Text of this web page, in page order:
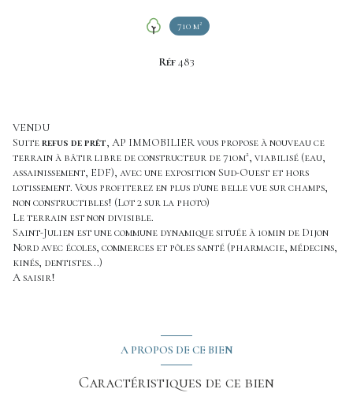
710 m²
Réf483
VENDU
Suiterefus de prêt, AP IMMOBILIER vous propose à nouveau ce
terrain à bâtir libre de constructeur de 710m², viabilisé (eau,
assainissement, EDF), avec une exposition Sud-Ouest et hors
lotissement. Vous profiterez en plus d'une belle vue sur champs,
non constructibles! (Lot 2 sur la photo)
Le terrain est non divisible.
Saint-Julien est une commune dynamique située à 10min de Dijon
Nord avec écoles, commerces et pôles santé (pharmacie, médecins,
kinés, dentistes...)
A saisir!
A PROPOS DE CE BIEN
Caractéristiques de ce bien